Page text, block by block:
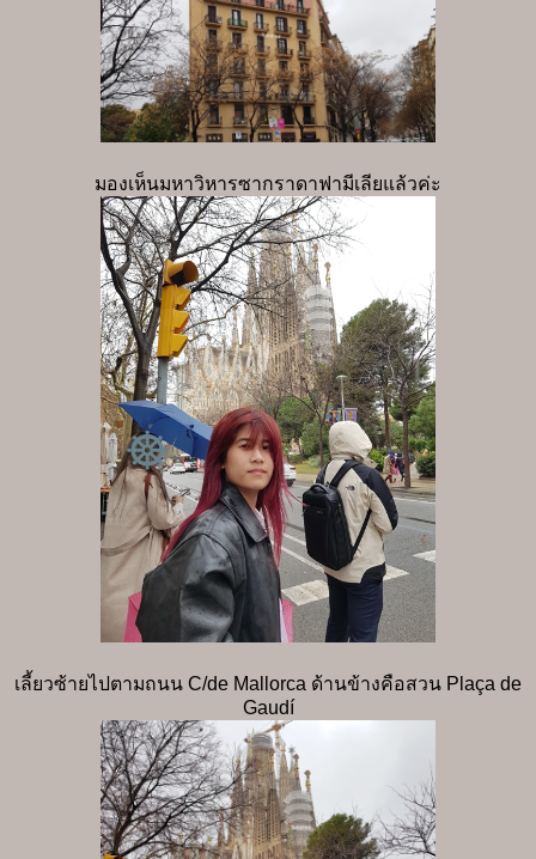
มองเห็นมหาวิหารซากราดาฟามีเลียแล้วค่ะ
เลี้ยวซ้ายไปตามถนน C/de Mallorca ด้านข้างคือสวน Plaça de
Gaudí